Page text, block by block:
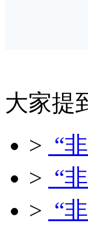
大家提
> “
> “
> “